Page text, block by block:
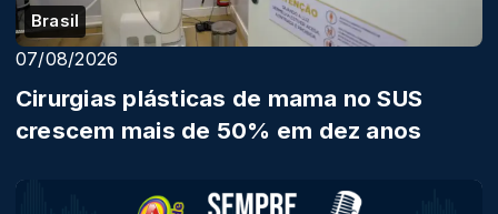
Brasil
07/08/2026
Cirurgias plásticas de mama no SUS
crescem mais de 50% em dez anos